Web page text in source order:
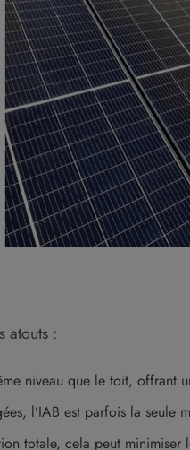
atouts :
niveau que le toit, offrant
l’IAB est parfois la seule
totale, cela peut minimiser